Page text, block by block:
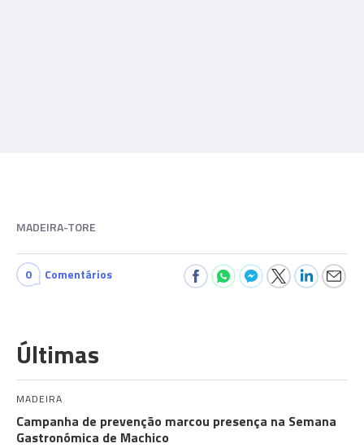
MADEIRA-TORE
0 Comentários
Últimas
MADEIRA
Campanha de prevenção marcou presença na Semana
Gastronómica de Machico